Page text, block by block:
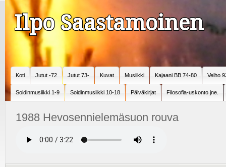
Ilpo Saastamoinen
Koti Jutut -72 Jutut 73- Kuvat Musiikki Kajaani BB 74-80 Velho
Soidinmusiikki 1-9 Soidinmusiikki 10-18 Päiväkirjat Filosofia-uskonto jne.
1988 Hevosennielemäsuon rouva